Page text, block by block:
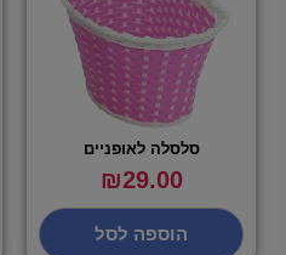
סלסלה לאופניים
₪29.00
הוספה לסל